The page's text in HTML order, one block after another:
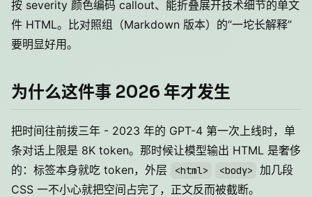
按 severity 颜色编码 callout、能折叠展开技术细节的单文
件 HTML。比对照组（Markdown 版本）的“一坨长解释”
要明显好用。
为什么这件事 2026 年才发生
把时间往前拨三年 - 2023 年的 GPT-4 第一次上线时，单
条对话上限是 8K token。那时候让模型输出 HTML 是奢侈
的：标签本身就吃 token，外层
<html> <body>
加几段
CSS 一不小心就把空间占完了，正文反而被截断。